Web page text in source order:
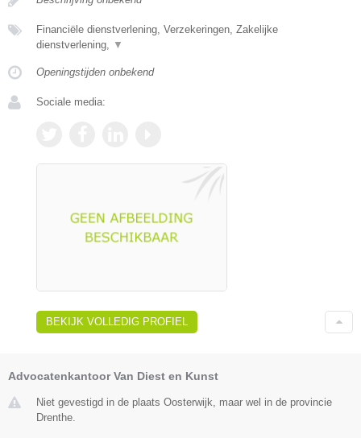
Financiële dienstverlening, Verzekeringen, Zakelijke
dienstverlening, ▼
Openingstijden onbekend
Sociale media:
BEKIJK VOLLEDIG PROFIEL
Advocatenkantoor Van Diest en Kunst
Niet gevestigd in de plaats Oosterwijk, maar wel in de provincie
Drenthe.